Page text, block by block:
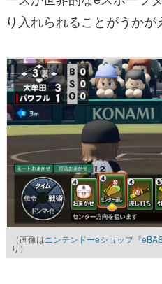
り入れられることがうかが
（画像はニンテンドーeショップ『
り）